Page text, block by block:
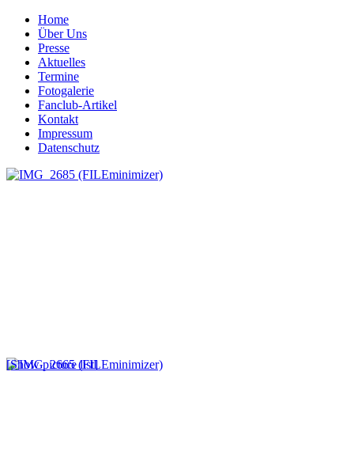
Home
Über Uns
Presse
Aktuelles
Termine
Fotogalerie
Fanclub-Artikel
Kontakt
Impressum
Datenschutz
[Show picture list]